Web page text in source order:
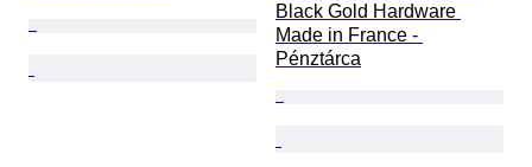
Black Gold Hardware
Made in France -
Pénztárca